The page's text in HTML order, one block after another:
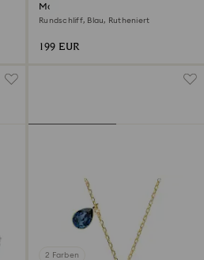
Matrix Tennis Armband
Rundschliff, Blau, Rutheniert
199 EUR
2 Farben